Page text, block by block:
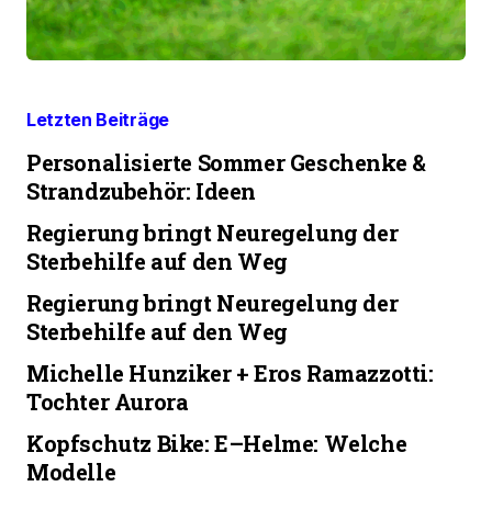
Letzten Beiträge
Personalisierte Sommer Geschenke &
Strandzubehör: Ideen
Regierung bringt Neuregelung der
Sterbehilfe auf den Weg
Regierung bringt Neuregelung der
Sterbehilfe auf den Weg
Michelle Hunziker + Eros Ramazzotti:
Tochter Aurora
Kopfschutz Bike: E–Helme: Welche
Modelle